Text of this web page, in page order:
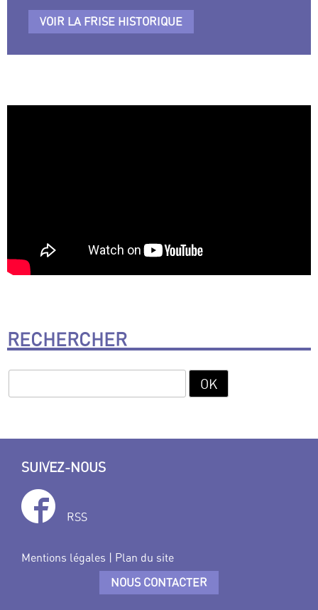
VOIR LA FRISE HISTORIQUE
RECHERCHER
SUIVEZ-NOUS
RSS
Mentions légales | Plan du site
NOUS CONTACTER